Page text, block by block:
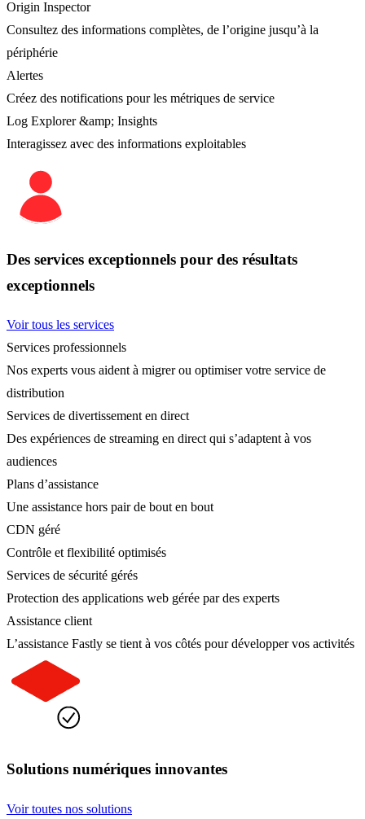
Origin Inspector
Consultez des informations complètes, de l’origine jusqu’à la
périphérie
Alertes
Créez des notifications pour les métriques de service
Log Explorer &amp; Insights
Interagissez avec des informations exploitables
Des services exceptionnels pour des résultats
exceptionnels
Voir tous les services
Services professionnels
Nos experts vous aident à migrer ou optimiser votre service de
distribution
Services de divertissement en direct
Des expériences de streaming en direct qui s’adaptent à vos
audiences
Plans d’assistance
Une assistance hors pair de bout en bout
CDN géré
Contrôle et flexibilité optimisés
Services de sécurité gérés
Protection des applications web gérée par des experts
Assistance client
L’assistance Fastly se tient à vos côtés pour développer vos activités
Solutions numériques innovantes
Voir toutes nos solutions